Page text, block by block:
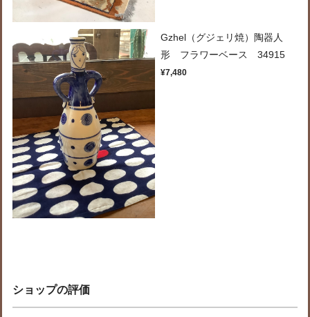
Gzhel（グジェリ焼）陶器人
形 フラワーベース 34915
¥7,480
ショップの評価